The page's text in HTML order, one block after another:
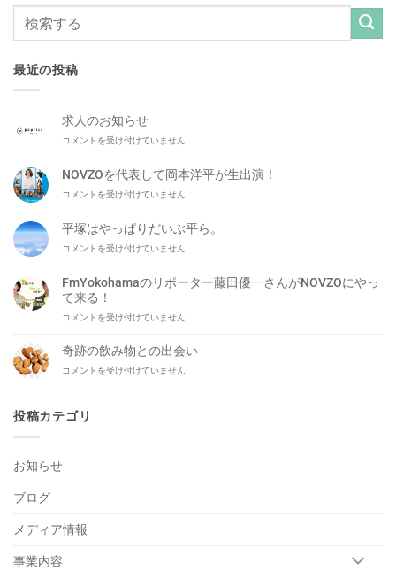
最近の投稿
求人のお知らせ
求
の
知
せ
コメントを受け付けていません
NOVZOを代表して岡本洋平が生出演！
NOVZO
代
表
し
岡
本
平
生
コメントを受け付けていません
平塚はやっぱりだいぶ平ら。
平
は
っ
ぱ
だ
ぶ
は
コメントを受け付けていません
FmYokohamaのリポーター藤田優一さんがNOVZOにやっ
て来る！
FmYokohama
リ
ポ
ー
藤
に
コメントを受け付けていません
奇跡の飲み物との出会い
奇
飲
は
コメントを受け付けていません
投稿カテゴリ
お知らせ
ブログ
メディア情報
事業内容